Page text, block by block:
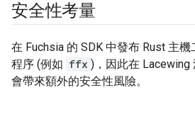
安全性考量
在 Fuchsia 的 SDK 中發布 Rust 主
程序 (例如 ffx )，因此在 Lacewing
會帶來額外的安全性風險。